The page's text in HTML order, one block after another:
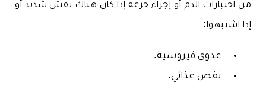
من اختبارات الدم أو إجراء خزعة إذا كان هناك تفش شديد أو
إذا اشتبهوا:
عدوى فيروسية.
نقص غذائي.